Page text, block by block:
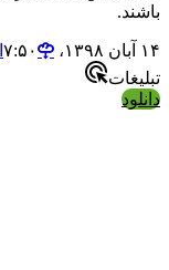
باشند.
۱۴ آبان ۱۳۹۸،‏ ۷:۵۰
تبلیغات
دانلود